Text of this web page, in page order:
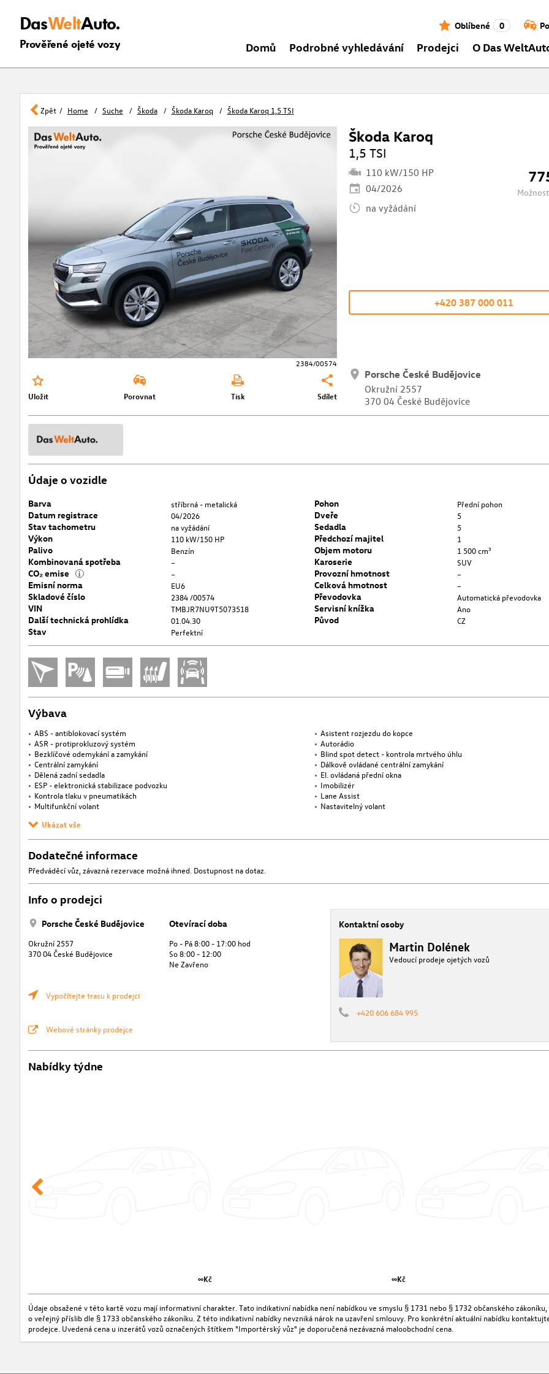
DasWeltAuto.
Prověřené ojeté vozy
Oblíbené 0
Domů Podrobné vyhledávání Prodejci O Das
Zpět Home Suche Škoda Škoda Karoq Škoda Karoq 1,5 TSI
2384/00574
Škoda Karoq
1,5 TSI
110 kW/150 HP
04/2026
na vyžádání
+420 387 000 011
Porsche České Budějovice
Okružní 2557
370 04 České Budějovice
Uložit Porovnat Tisk Sdílet
Údaje o vozidle
Barva stříbrná - metalická
Datum registrace 04/2026
Stav tachometru na vyžádání
Výkon 110 kW/150 HP
Palivo Benzín
Kombinovaná spotřeba –
CO₂ emise i –
Emisní norma EU6
Skladové číslo 2384 /00574
VIN TMBJR7NU9T5073518
Další technická prohlídka 01.04.30
Stav Perfektní
Pohon Přední pohon
Dveře 5
Sedadla 5
Předchozí majitel 1
Objem motoru 1 500 cm³
Karoserie SUV
Provozní hmotnost –
Celková hmotnost –
Převodovka Automatická převodovka
Servisní knížka Ano
Původ CZ
Výbava
ABS - antiblokovací systém
Asistent rozjezdu do kopce
ASR - protiprokluzový systém
Autorádio
Bezklíčové odemykání a zamykání
Blind spot detect - kontrola mrtvého úhlu
Centrální zamykání
Dálkově ovládané centrální zamykání
Dělená zadní sedadla
El. ovládaná přední okna
ESP - elektronická stabilizace podvozku
Imobilizér
Kontrola tlaku v pneumatikách
Lane Assist
Multifunkční volant
Nastavitelný volant
Ukázat vše
Dodatečné informace
Předváděcí vůz, závazná rezervace možná ihned. Dostupnost na dotaz.
Info o prodejci
Porsche České Budějovice
Okružní 2557
370 04 České Budějovice
Vypočítejte trasu k prodejci
Webové stránky prodejce
Otevírací doba
Po - Pá 8:00 - 17:00 hod
So 8:00 - 12:00
Ne Zavřeno
Kontaktní osoby
Martin Dolének
Vedoucí prodeje ojetých vozů
+420 606 684 995
Nabídky týdne
∞Kč ∞Kč
Údaje obsažené v této kartě vozu mají informativní charakter. Tato indikativní nabídka není nabídkou ve smyslu § 1731 nebo § 1732 občanského zákoníku,
o veřejný příslib dle § 1733 občanského zákoníku. Z této indikativní nabídky nevzniká nárok na uzavření smlouvy. Pro konkrétní aktuální nabídku
prodejce. Uvedená cena u inzerátů vozů označených štítkem "Importérský vůz" je doporučená nezávazná maloobchodní cena.